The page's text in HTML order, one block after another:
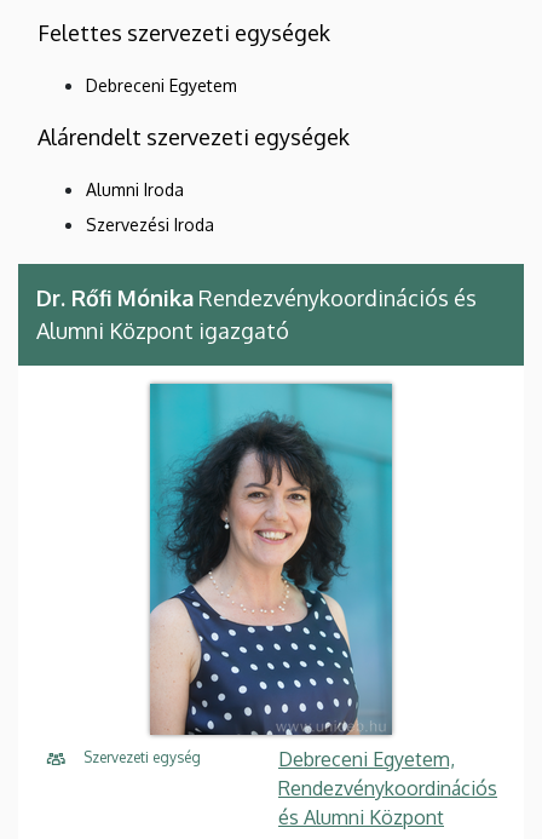
Felettes szervezeti egységek
Debreceni Egyetem
Alárendelt szervezeti egységek
Alumni Iroda
Szervezési Iroda
Dr. Rőfi Mónika Rendezvénykoordinációs és
Alumni Központ igazgató
Szervezeti egység
Debreceni Egyetem,
Rendezvénykoordinációs
és Alumni Központ